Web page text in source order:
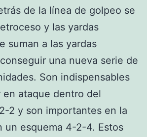
de la línea de golpeo se
y las yardas
suman a las yardas
una nueva serie de
Son indispensables
en ataque dentro del
2 y son importantes en la
un esquema 4-2-4. Estos